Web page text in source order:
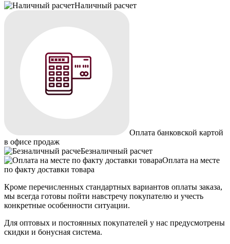
Наличный расчет
Оплата банковской картой
в офисе продаж
Безналичный расчет
Оплата на месте
по факту доставки товара
Кроме перечисленных стандартных вариантов оплаты заказа,
мы всегда готовы пойти навстречу покупателю и учесть
конкретные особенности ситуации.
Для оптовых и постоянных покупателей у нас предусмотрены
скидки и бонусная система.